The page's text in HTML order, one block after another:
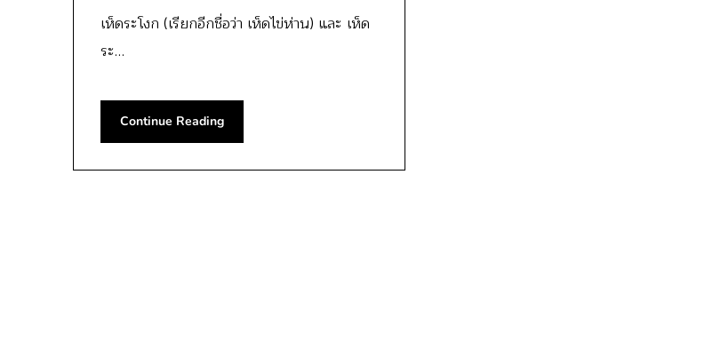
เห็ดระโงก (เรียกอีกชื่อว่า เห็ดไข่ห่าน) และ เห็ด
ระ…
Continue Reading